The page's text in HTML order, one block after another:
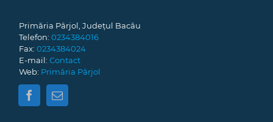
Primăria Pârjol, Județul Bacău
Telefon: 0234384016
Fax: 0234384024
E-mail: Contact
Web: Primăria Pârjol